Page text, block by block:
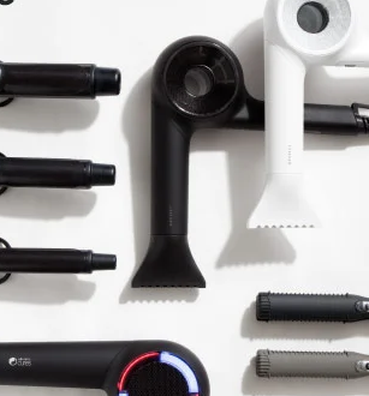
す。
会員登録手続の際には、入力上の注
の入力フォームに必要事項を正確に
会員情報の登録において、特殊記
数字などはご使用になれません。こ
された場合は当社にて変更致しま
員本人のみが利用できるものとし、
できないものとします。
他人に知られることがないよう定期的
員本人が責任をもって管理してくださ
いて当社に対して行われた意思表示
思表示とみなし、そのために生じる支